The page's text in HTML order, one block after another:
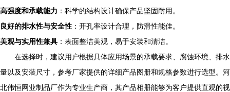
高强度和承载能力 ：科学的结构设计确保产品坚固耐用。
良好的排水性与安全性 ：开孔率设计合理，防滑性能佳。
美观与实用性兼具 ：表面整洁美观，易于安装和清洁。
在选择时，建议用户根据具体应用场景的承载要求、腐蚀环境、排水
量以及安装尺寸，参考厂家提供的详细产品图册和规格参数进行选型。河
北伟恒网业制品厂作为专业生产商，其产品相册能够为客户提供直观的视